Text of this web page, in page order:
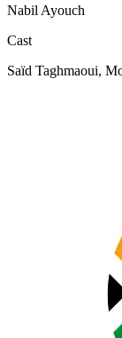
Nabil Ayouch
Cast
Saïd Taghmaoui,